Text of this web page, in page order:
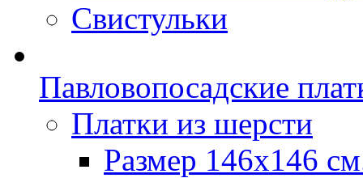
Свистульки
Павловопосадские
Платки из шерсти
Размер 146х146